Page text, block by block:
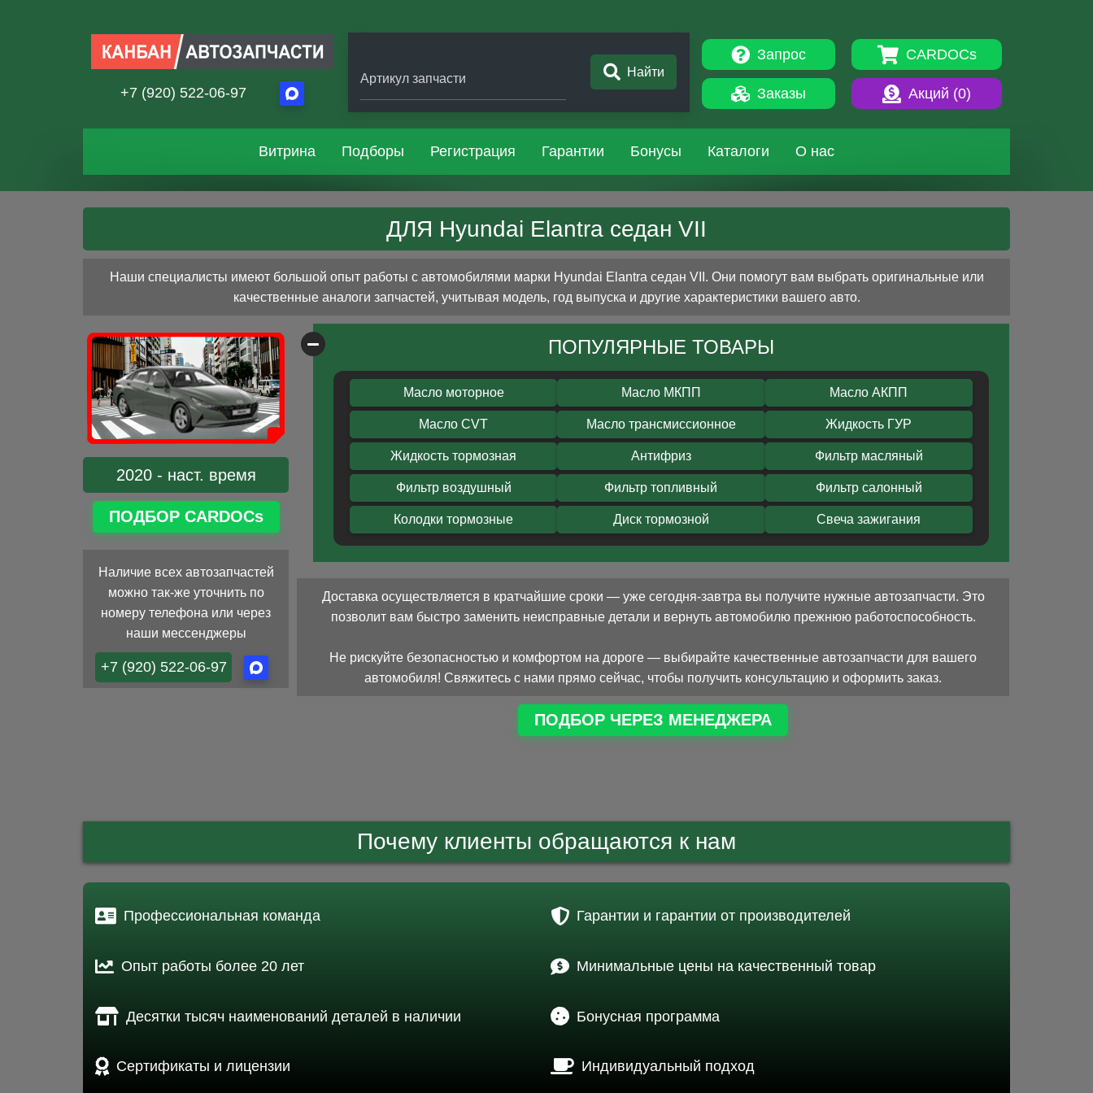
+7 (920) 522-06-97
Артикул запчасти Найти
Запрос
Заказы
CARDOCs
Акций (0)
Витрина Подборы Регистрация Гарантии Бонусы Каталоги О нас
ДЛЯ Hyundai Elantra седан VII
Наши специалисты имеют большой опыт работы с автомобилями марки Hyundai Elantra седан VII. Они помогут вам выбрать оригинальные или
качественные аналоги запчастей, учитывая модель, год выпуска и другие характеристики вашего авто.
2020 - наст. время
ПОДБОР CARDOCs
Наличие всех автозапчастей
можно так-же уточнить по
номеру телефона или через
наши мессенджеры
+7 (920) 522-06-97
ПОПУЛЯРНЫЕ ТОВАРЫ
Масло моторное Масло МКПП Масло АКПП
Масло CVT Масло трансмиссионное Жидкость ГУР
Жидкость тормозная Антифриз Фильтр масляный
Фильтр воздушный Фильтр топливный Фильтр салонный
Колодки тормозные Диск тормозной Свеча зажигания
Доставка осуществляется в кратчайшие сроки — уже сегодня-завтра вы получите нужные автозапчасти. Это
позволит вам быстро заменить неисправные детали и вернуть автомобилю прежнюю работоспособность.
Не рискуйте безопасностью и комфортом на дороге — выбирайте качественные автозапчасти для вашего
автомобиля! Свяжитесь с нами прямо сейчас, чтобы получить консультацию и оформить заказ.
ПОДБОР ЧЕРЕЗ МЕНЕДЖЕРА
Почему клиенты обращаются к нам
Профессиональная команда
Опыт работы более 20 лет
Десятки тысяч наименований деталей в наличии
Сертификаты и лицензии
Гарантии и гарантии от производителей
Минимальные цены на качественный товар
Бонусная программа
Индивидуальный подход